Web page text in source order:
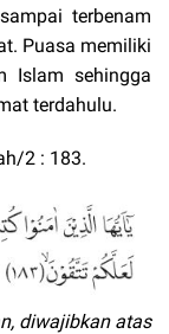
terbenam
Puasa memiliki
Islam sehingga
terdahulu.
2 : 183.
diwajibkan atas